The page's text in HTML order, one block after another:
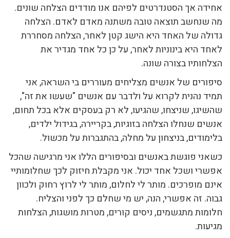
אחידה אך הסטנדרטים לפיהם אנו מודדים הצלחה שונים.
מה שנחשב תוצאה טובה משתנה מאדם לאדם. הצלחה
גדולה של האחד היא הישג קטן לאחר, הצלחה מסחררת
לאחד היא בינוניות לאחר, על כן כל אחד מגדיר את
הצלחותיו בצורה שונה.
סיפורים של אנשים מצליחים מעוררים בי השראה, אני
תמיד נהנית לקרוא על ולדבר עם אנשים "שעשו את זה",
שהשיגו, שניצחו, שהגיעו, לא רק בעסקים אלא בכל תחום,
אנשים שנחלו הצלחה בזוגיות, בקריירה, בגידול ילדים,
בלימודים, בניצחון על מחלה, בהתגברות על מכשול.
כשאני פוגשת באנשים ובסיפורים הללו אני מרגישה שהכל
אפשרי ושכל אחד יכול. אני מקבלת חיזוק לכך שחלומותיי
אינם מופרכים. מותר לי לחלום, מותר לי לרוץ רחוק ולכוון
גבוה. זה אפשרי, הנה, יש מי שחלם כך לפני והצליח.
חלומות מתגשמים, ניסים קורים, מטרות מושגות, הצלחות
מגיעות.